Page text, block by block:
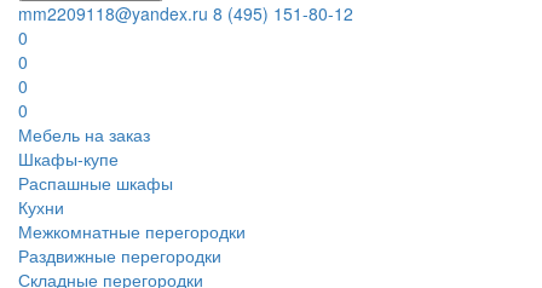
mm2209118@yandex.ru 8 (495) 151-80-12
0
0
0
0
Мебель на заказ
Шкафы-купе
Распашные шкафы
Кухни
Межкомнатные перегородки
Раздвижные перегородки
Складные перегородки